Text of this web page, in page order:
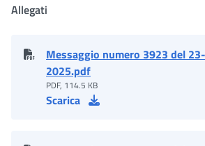
Allegati
Messaggio numero 3923 del
2025.pdf
PDF, 114.5 KB
Scarica